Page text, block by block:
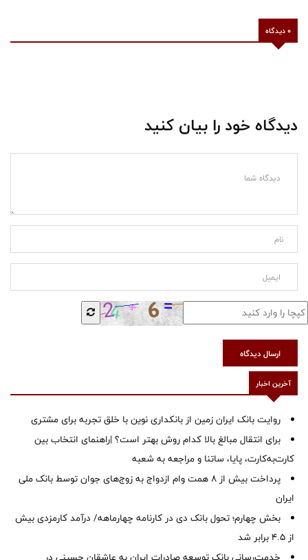
0 دیدگاه
دیدگاه خود را بیان کنید
ارسال دیدگاه
آخرین اخبار
روایت بانک ایران زمین از بانکداری نوین با خلق تجربه برای مشتری
برای انتقال مبالغ بالا کدام روش بهتر است؟ |راهنمای انتخاب بین
کارت‌به‌کارت، پایا، ساتنا و مراجعه به شعبه
پرداخت بیش از ۸ همت وام ازدواج به زوج‌های جوان توسط بانک ملی
ایران
بخش چهارم؛ تحول بانک دی در کارنامه چهارماهه/ درآمد کارمزدی بیش
از ۴.۵ برابر شد